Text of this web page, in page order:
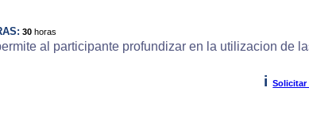
30 horas
al participante profundizar en la utilizacion de
i Solicitar